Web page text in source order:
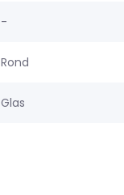
-
Rond
Glas